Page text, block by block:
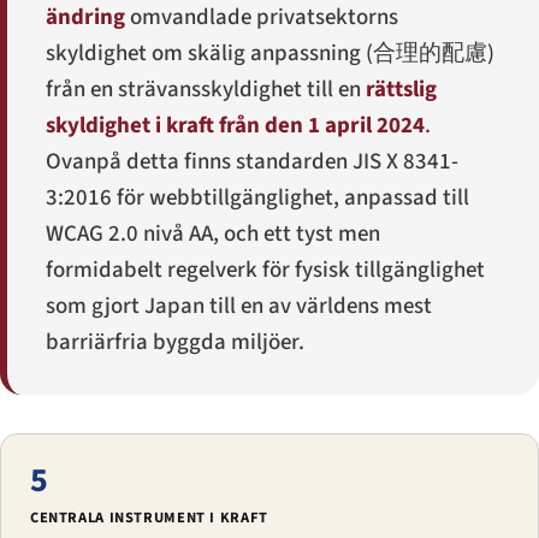
ändringomvandlade privatsektorns
skyldighet om skälig anpassning (合理的配慮)
från en strävansskyldighet till en rättslig
skyldighet i kraft från den 1 april 2024.
Ovanpå detta finns standarden JIS X 8341-
3:2016 för webbtillgänglighet, anpassad till
WCAG 2.0 nivå AA, och ett tyst men
formidabelt regelverk för fysisk tillgänglighet
som gjort Japan till en av världens mest
barriärfria byggda miljöer.
5
CENTRALA INSTRUMENT I KRAFT